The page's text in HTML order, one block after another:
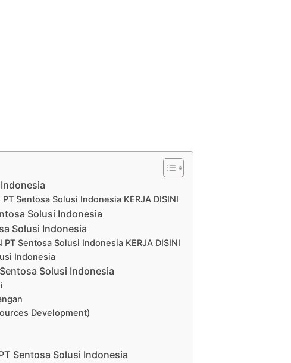
PT Sentosa Solusi Indonesia KERJA DISINI
Solusi Indonesia
Solusi Indonesia
PT Sentosa Solusi Indonesia KERJA DISINI
Indonesia
Solusi Indonesia
Development)
Sentosa Solusi Indonesia